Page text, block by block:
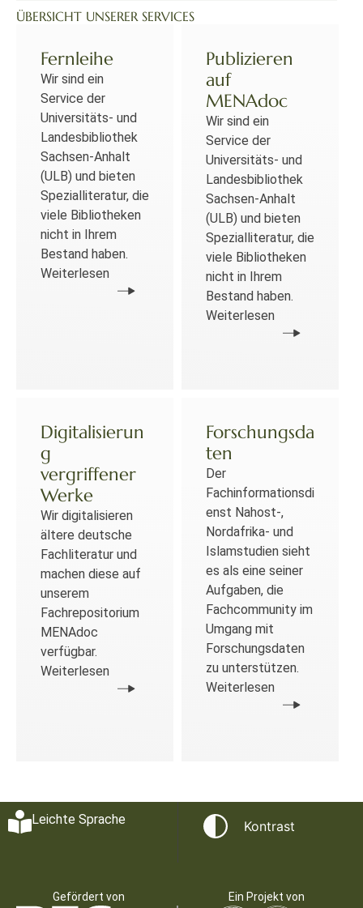
ÜBERSICHT UNSERER SERVICES
Fernleihe
Wir sind ein
Service der
Universitäts- und
Landesbibliothek
Sachsen-Anhalt
(ULB) und bieten
Spezialliteratur, die
viele Bibliotheken
nicht in Ihrem
Bestand haben.
Weiterlesen
Publizieren
auf
MENAdoc
Wir sind ein
Service der
Universitäts- und
Landesbibliothek
Sachsen-Anhalt
(ULB) und bieten
Spezialliteratur, die
viele Bibliotheken
nicht in Ihrem
Bestand haben.
Weiterlesen
Digitalisierun
g
vergriffener
Werke
Wir digitalisieren
ältere deutsche
Fachliteratur und
machen diese auf
unserem
Fachrepositorium
MENAdoc
verfügbar.
Weiterlesen
Forschungsda
ten
Der
Fachinformationsdi
enst Nahost-,
Nordafrika- und
Islamstudien sieht
es als eine seiner
Aufgaben, die
Fachcommunity im
Umgang mit
Forschungsdaten
zu unterstützen.
Weiterlesen
Leichte Sprache Kontrast
Gefördert von Ein Projekt von